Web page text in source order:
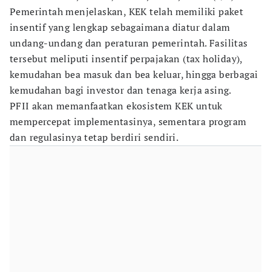
Pemerintah menjelaskan, KEK telah memiliki paket
insentif yang lengkap sebagaimana diatur dalam
undang-undang dan peraturan pemerintah. Fasilitas
tersebut meliputi insentif perpajakan (tax holiday),
kemudahan bea masuk dan bea keluar, hingga berbagai
kemudahan bagi investor dan tenaga kerja asing.
PFII akan memanfaatkan ekosistem KEK untuk
mempercepat implementasinya, sementara program
dan regulasinya tetap berdiri sendiri.